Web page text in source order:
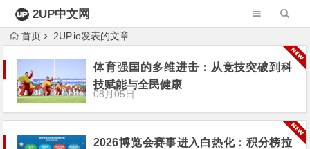
2UP中文网
首页 2UP.io发表的文章
体育强国的多维进击：从竞技突破到科
技赋能与全民健康
08月05日
2026博览会赛事进入白热化：积分榜拉